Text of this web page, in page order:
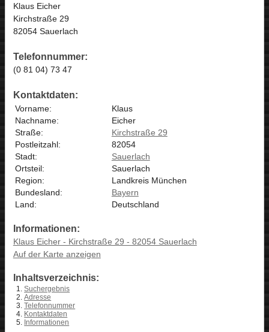
Klaus Eicher
Kirchstraße 29
82054 Sauerlach
Telefonnummer:
(0 81 04) 73 47
Kontaktdaten:
Vorname:
Klaus
Nachname:
Eicher
Straße:
Kirchstraße 29
Postleitzahl:
82054
Stadt:
Sauerlach
Ortsteil:
Sauerlach
Region:
Landkreis München
Bundesland:
Bayern
Land:
Deutschland
Informationen:
Klaus Eicher - Kirchstraße 29 - 82054 Sauerlach
Auf der Karte anzeigen
Inhaltsverzeichnis:
Suchergebnis
Adresse
Telefonnummer
Kontaktdaten
Informationen